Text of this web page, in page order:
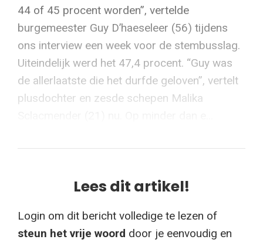
44 of 45 procent worden”, vertelde
burgemeester Guy D’haeseleer (56) tijdens
ons interview een week voor de stembusslag.
Uiteindelijk werd het 47,4 procent. “Guy was
de allerlaatste die het durfde geloven”, vertelt
plusdochter en zesde schepen Malika
Lees dit artikel!
Login om dit bericht volledige te lezen of
steun het vrije woord door je eenvoudig en